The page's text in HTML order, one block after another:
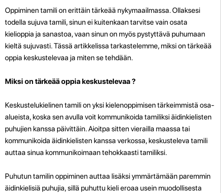
Oppiminen tamili on erittäin tärkeää nykymaailmassa. Ollaksesi
todella sujuva tamili, sinun ei kuitenkaan tarvitse vain osata
kielioppia ja sanastoa, vaan sinun on myös pystyttävä puhumaan
kieltä sujuvasti. Tässä artikkelissa tarkastelemme, miksi on tärkeää
oppia keskustelevaa ja miten se tehdään.
Miksi on tärkeää oppia keskustelevaa ?
Keskustelukielinen tamili on yksi kielenoppimisen tärkeimmistä osa-
alueista, koska sen avulla voit kommunikoida tamiliksi äidinkielisten
puhujien kanssa päivittäin. Aioitpa sitten vierailla maassa tai
kommunikoida äidinkielisten kanssa verkossa, keskusteleva tamili
auttaa sinua kommunikoimaan tehokkaasti tamiliksi.
Puhutun tamilin oppiminen auttaa lisäksi ymmärtämään paremmin
äidinkielisiä puhujia, sillä puhuttu kieli eroaa usein muodollisesta